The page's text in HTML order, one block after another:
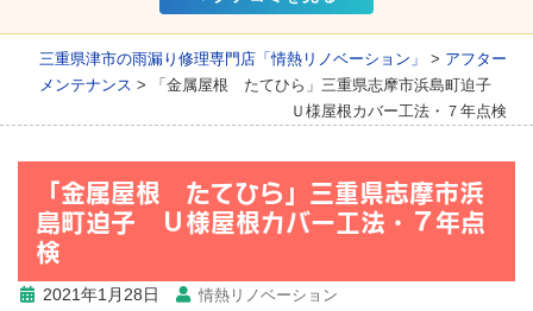
三重県津市の雨漏り修理専門店「情熱リノベーション」 > アフター
メンテナンス >
「金属屋根 たてひら」三重県志摩市浜島町迫子
Ｕ様屋根カバー工法・７年点検
「金属屋根 たてひら」三重県志摩市浜
島町迫子 Ｕ様屋根カバー工法・７年点
検
2021年1月28日 情熱リノベーション